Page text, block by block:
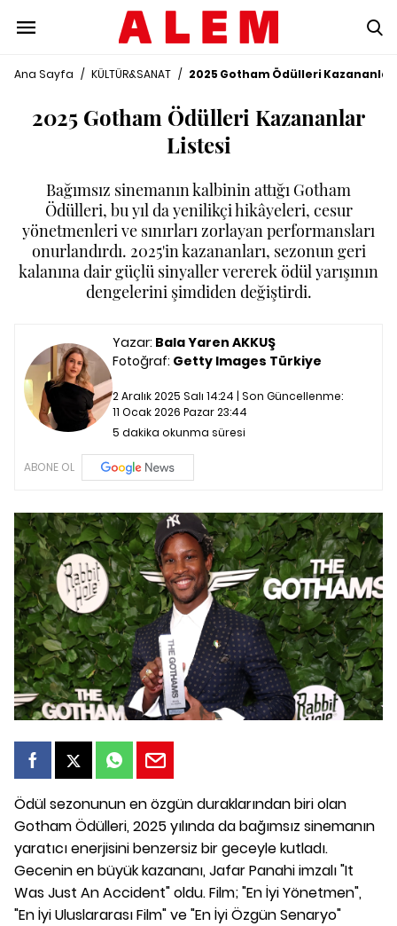
Ana Sayfa / KÜLTÜR&SANAT / 2025 Gotham Ödülleri Kazananlar
2025 Gotham Ödülleri Kazananlar
Listesi
Bağımsız sinemanın kalbinin attığı Gotham
Ödülleri, bu yıl da yenilikçi hikâyeleri, cesur
yönetmenleri ve sınırları zorlayan performansları
onurlandırdı. 2025'in kazananları, sezonun geri
kalanına dair güçlü sinyaller vererek ödül yarışının
dengelerini şimdiden değiştirdi.
Yazar: Bala Yaren AKKUŞ
Fotoğraf: Getty Images Türkiye
2 Aralık 2025 Salı 14:24 | Son Güncellenme:
11 Ocak 2026 Pazar 23:44
5 dakika okunma süresi
ABONE OL
Ödül sezonunun en özgün duraklarından biri olan
Gotham Ödülleri, 2025 yılında da bağımsız sinemanın
yaratıcı enerjisini benzersiz bir geceyle kutladı.
Gecenin en büyük kazananı, Jafar Panahi imzalı "It
Was Just An Accident" oldu. Film; "En İyi Yönetmen",
"En İyi Uluslararası Film" ve "En İyi Özgün Senaryo"